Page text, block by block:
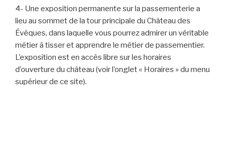
4- Une exposition permanente sur la passementerie a
lieu au sommet de la tour principale du Château des
Évêques, dans laquelle vous pourrez admirer un véritable
métier à tisser et apprendre le métier de passementier.
L’exposition est en accès libre sur les horaires
d’ouverture du château (voir l’onglet « Horaires » du menu
supérieur de ce site).